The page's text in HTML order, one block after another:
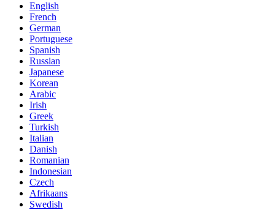
English
French
German
Portuguese
Spanish
Russian
Japanese
Korean
Arabic
Irish
Greek
Turkish
Italian
Danish
Romanian
Indonesian
Czech
Afrikaans
Swedish